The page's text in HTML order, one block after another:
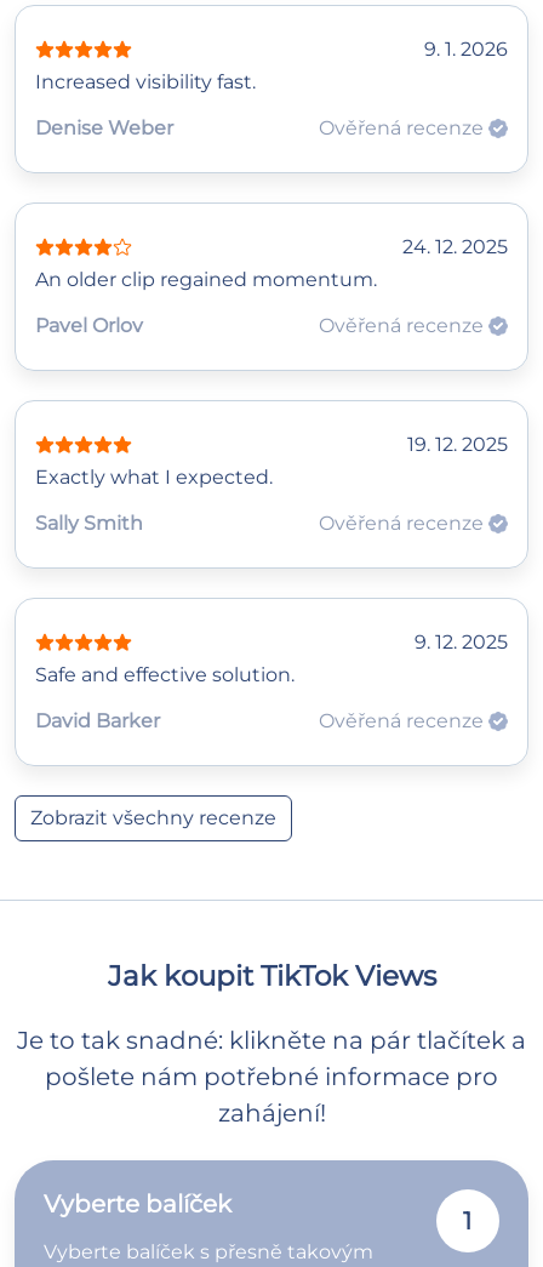
9. 1. 2026
Increased visibility fast.
Denise Weber
Ověřená recenze
24. 12. 2025
An older clip regained momentum.
Pavel Orlov
Ověřená recenze
19. 12. 2025
Exactly what I expected.
Sally Smith
Ověřená recenze
9. 12. 2025
Safe and effective solution.
David Barker
Ověřená recenze
Zobrazit všechny recenze
Jak koupit TikTok Views
Je to tak snadné: klikněte na pár tlačítek a
pošlete nám potřebné informace pro
zahájení!
Vyberte balíček
Vyberte balíček s přesně takovým
1